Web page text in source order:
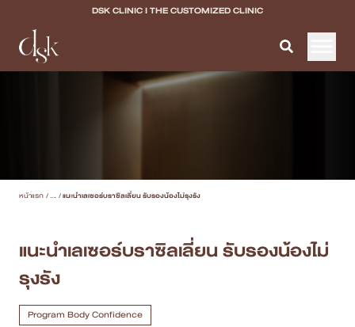
DSK CLINIC I THE CUSTOMIZED CLINIC
Program Filler & Lifting
Program Acne Scar
Program Skin Quality
Program Body Confidence
หน้าแรก /... /แนะนำเลเซอร์บราซิลเลี่ยน รับรองน้องไม่รุงรัง
แนะนำเลเซอร์บราซิลเลี่ยน รับรองน้องไม่
รุงรัง
Program Body Confidence